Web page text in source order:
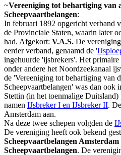
~Vereeniging tot behartiging van
Scheepvaartbelangen:
In februari 1892 opgericht verband
de Provinciale Staten, waarin later
had. Afgekort: V.A.S. De
eerder verband, genaamd de '
ingehuurde 'ijsbrekers'. Het
onder andere het Noordzeekanaal
de 'Vereeniging tot behartiging van
Scheepvaartbelangen' was dan ook
Stettin (in het toenmalige
namen IJsbreker I en IJsbreker II.
Amsterdam aan.
Na deze twee schepen volgden de
De vereniging heeft ook bekend
Scheepvaartbelangen Amsterdam
Scheepvaartbelangen. De